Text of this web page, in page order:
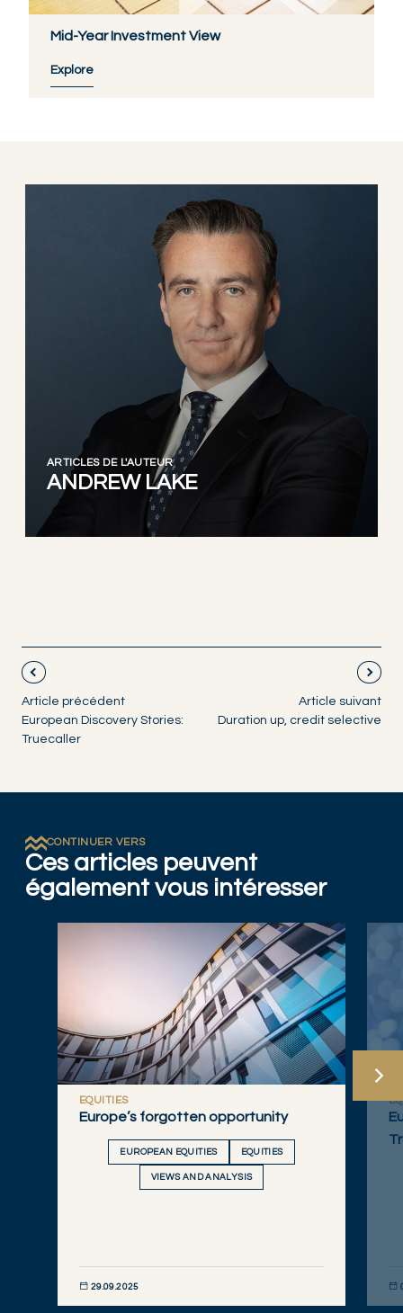
Mid-Year Investment View
Explore
ARTICLES DE L'AUTEUR
ANDREW LAKE
Article précédent
European Discovery Stories:
Truecaller
Article suivant
Duration up, credit selective
CONTINUER VERS
Ces articles peuvent
également vous intéresser
EQUITIES
Europe’s forgotten opportunity
EUROPEAN EQUITIES EQUITIES
VIEWS AND ANALYSIS
29.09.2025